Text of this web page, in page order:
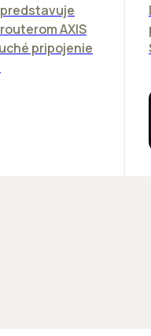
AXIS
pripojenie